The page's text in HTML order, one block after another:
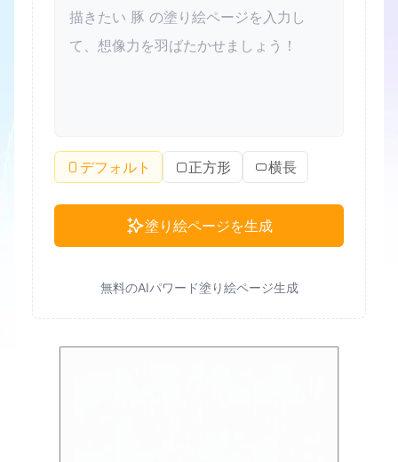
デフォルト 正方形 横長
塗り絵ページを生成
無料のAIパワード塗り絵ページ生成